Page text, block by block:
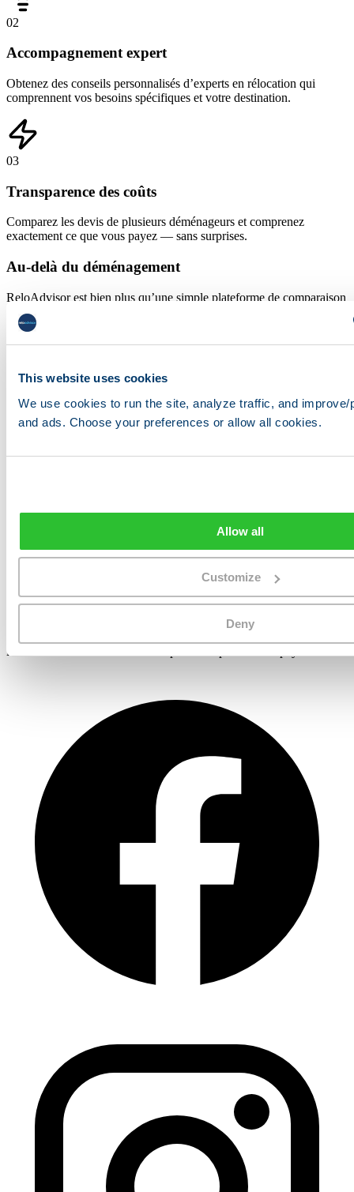
This website uses cookies
We use cookies to run the site, analyze traffic, and improve/
and ads. Choose your preferences or allow all cookies.
Allow all
Customize
Deny
02
Accompagnement expert
Obtenez des conseils personnalisés d’experts en rélocation qui
comprennent vos besoins spécifiques et votre destination.
03
Transparence des coûts
Comparez les devis de plusieurs déménageurs et comprenez
exactement ce que vous payez — sans surprises.
Au-delà du déménagement
ReloAdvisor est bien plus qu’une simple plateforme de comparaison
de déménagement. Nous vous connectons avec des prestataires de
confiance pour chaque aspect de votre parcours de rélocation.
Partenaires immobiliers
Assistance visa & juridique
Recommandations d’écoles de langue
Prêt à planifier votre déménagement ?
pour trouver le bon partenaire de déménagement. Recevez des devis
gratuits et sans engagement dès aujourd’hui.
Obtenir des devis gratuits →
ReloAdvisor
internationaux. Confiance des expats dans plus de 150 pays.